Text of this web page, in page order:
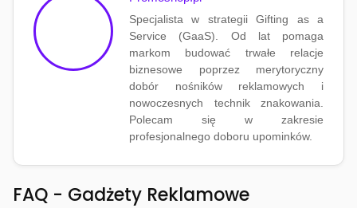
Specjalista w strategii Gifting as a
Service (GaaS). Od lat pomaga
markom budować trwałe relacje
biznesowe poprzez merytoryczny
dobór nośników reklamowych i
nowoczesnych technik znakowania.
Polecam się w zakresie
profesjonalnego doboru upominków.
FAQ - Gadżety Reklamowe